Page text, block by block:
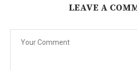
LEAVE A